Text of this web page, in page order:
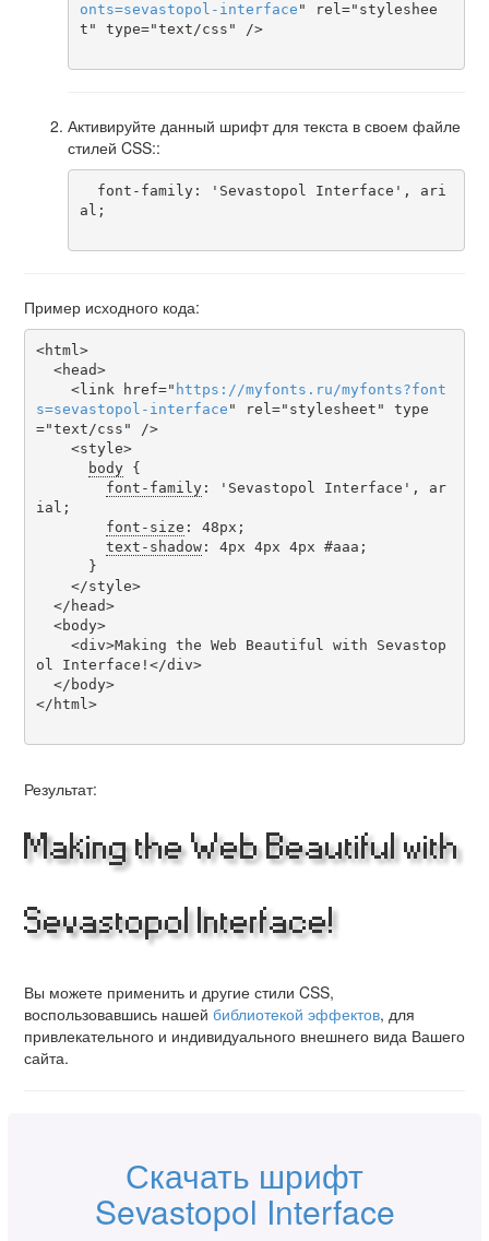
onts=sevastopol-interface " rel="styleshee
t" type="text/css" />
Активируйте данный шрифт для текста в своем файле
стилей CSS::
al;
Пример исходного кода:
<html>
    <link href="
https ://myfonts . ru /myfonts?font
s=sevastopol-interface " rel="stylesheet" type
="text/css" />
body {
font-family: 'Sevastopol Interface', ar
ial;
font-size : 48px;
text-shadow: 4px 4px 4px #aaa;
ol Interface!</div>
</html>
Результат:
Making the Web Beautiful with
Sevastopol Interface!
Вы можете применить и другие стили CSS,
воспользовавшись нашей библиотекой эффектов, для
привлекательного и индивидуального внешнего вида Вашего
сайта.
Скачать шрифт
Sevastopol Interface